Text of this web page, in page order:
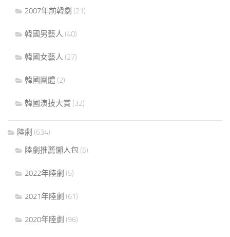
2007年前韓劇 (21)
韓國男藝人 (40)
韓國女藝人 (27)
韓國團體 (2)
韓國演技大賞 (32)
陸劇 (634)
陸劇推薦懶人包 (6)
2022年陸劇 (5)
2021年陸劇 (61)
2020年陸劇 (96)